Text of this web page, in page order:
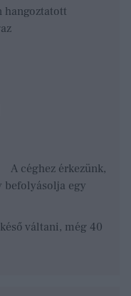
hangoztatott
A céghez érkezünk,
befolyásolja egy
váltani, még 40